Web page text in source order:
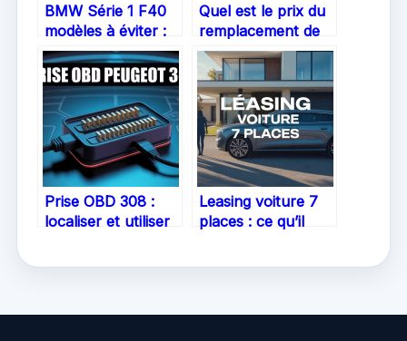
BMW Série 1 F40
modèles à éviter :
comment faire le
bon choix
Quel est le prix du
remplacement de
pare-brise sans
assurance ?
Prise OBD 308 :
localiser et utiliser
Leasing voiture 7
places : ce qu’il